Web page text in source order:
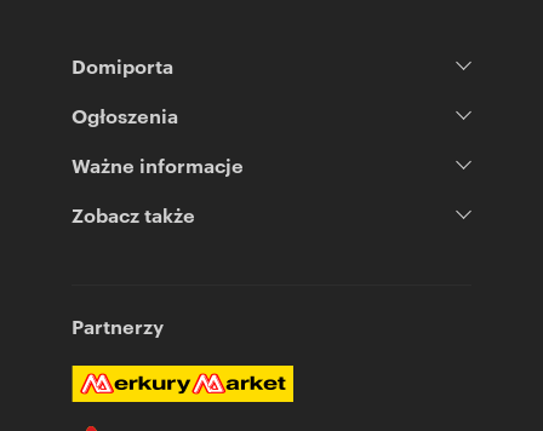
Domiporta
Ogłoszenia
Ważne informacje
Zobacz także
Partnerzy